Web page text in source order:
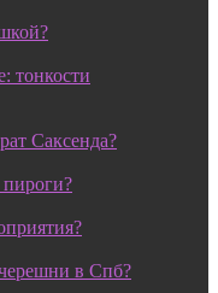
тонкости
Саксенда?
пироги?
в Спб?